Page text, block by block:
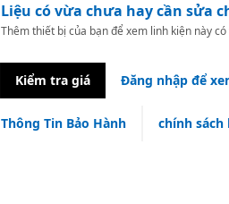
Liệu có vừa chưa hay cần sửa
Thêm thiết bị của bạn để xem linh kiện này
Kiểm tra giá Đăng nhập để
Thông Tin Bảo Hành chính sách